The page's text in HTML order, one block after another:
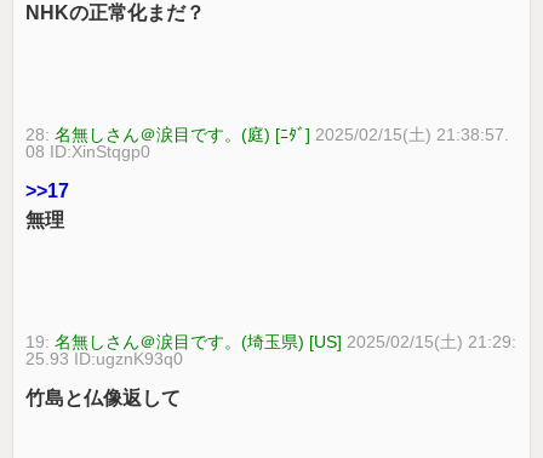
NHKの正常化まだ？
28:名無しさん＠涙目です。(庭) [ﾆﾀﾞ] 2025/02/15(土) 21:38:57.
08 ID:XinStqgp0
>>17
無理
19:名無しさん＠涙目です。(埼玉県) [US] 2025/02/15(土) 21:29:
25.93 ID:ugznK93q0
竹島と仏像返して